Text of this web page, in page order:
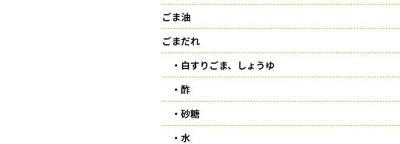
ごま油
ごまだれ
・白すりごま、しょうゆ
・酢
・砂糖
・水